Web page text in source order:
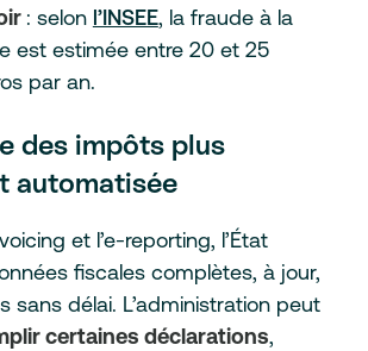
: selon l’INSEE, la fraude à la
est estimée entre 20 et 25
par an.
des impôts plus
automatisée
et l’e-reporting, l’État
fiscales complètes, à jour,
sans délai. L’administration peut
certaines déclarations,